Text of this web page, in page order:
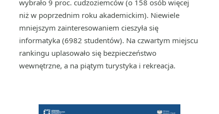
wybrało 9 proc. cudzoziemców (o 158 osób więcej
niż w poprzednim roku akademickim). Niewiele
mniejszym zainteresowaniem cieszyła się
informatyka (6982 studentów). Na czwartym miejscu
rankingu uplasowało się bezpieczeństwo
wewnętrzne, a na piątym turystyka i rekreacja.